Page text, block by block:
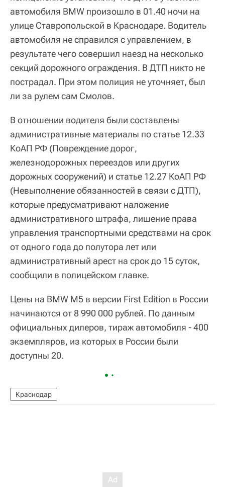
автомобиля BMW произошло в 01.40 ночи на
улице Ставропольской в Краснодаре. Водитель
автомобиля не справился с управлением, в
результате чего совершил наезд на несколько
секций дорожного ограждения. В ДТП никто не
пострадал. При этом полиция не уточняет, был
ли за рулем сам Смолов.
В отношении водителя были составлены
административные материалы по статье 12.33
КоАП РФ (Повреждение дорог,
железнодорожных переездов или других
дорожных сооружений) и статье 12.27 КоАП РФ
(Невыполнение обязанностей в связи с ДТП),
которые предусматривают наложение
административного штрафа, лишение права
управления транспортными средствами на срок
от одного года до полутора лет или
административный арест на срок до 15 суток,
сообщили в полицейском главке.
Цены на BMW M5 в версии First Edition в России
начинаются от 8 990 000 рублей. По данным
официальных дилеров, тираж автомобиля - 400
экземпляров, из которых в России были
доступны 20.
Краснодар